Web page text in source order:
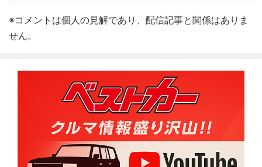
※コメントは個人の見解であり、配信記事と関係はありま
せん。